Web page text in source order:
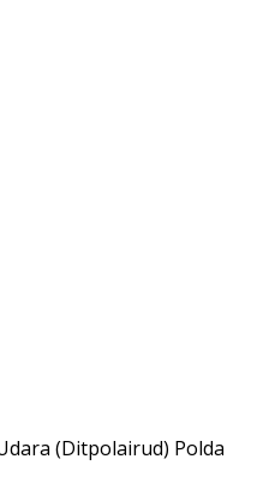
(Ditpolairud) Polda